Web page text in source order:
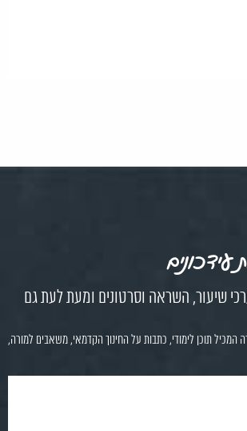
שיעור, השראה וסרטונים ומעת לעת גם
המכיל תוכן לימודי, כתבות על החינוך הקדמאי, משאבים למורה,